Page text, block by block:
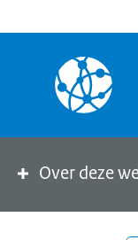
Over deze